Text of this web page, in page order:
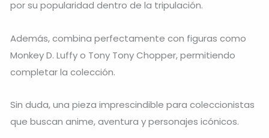
por su popularidad dentro de la tripulación.
Además, combina perfectamente con figuras como
Monkey D. Luffyo Tony Tony Chopper, permitiendo
completar la colección.
Sin duda, una pieza imprescindible para coleccionistas
que buscan anime, aventura y personajes icónicos.